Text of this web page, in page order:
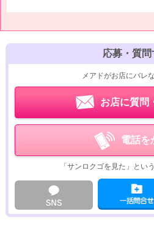
応募・質問
メアドがお店にバレ
お店に質問
電話を
「サンロクゴを見た」とい